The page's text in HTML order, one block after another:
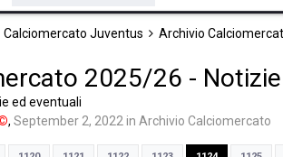
Calciomercato Juventus Archivio
2025/26 -
ed eventuali
, September 2, 2022 in Archivio Calciomercato